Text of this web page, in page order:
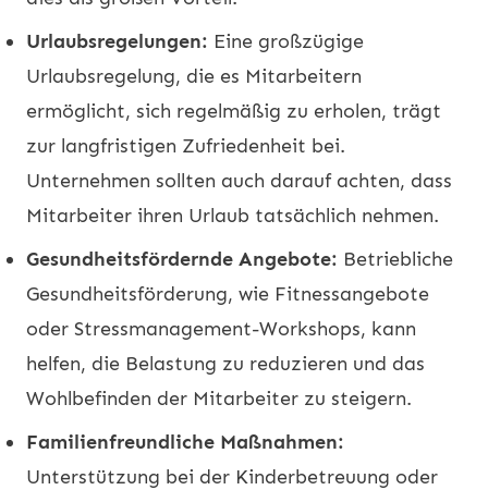
Urlaubsregelungen: Eine großzügige
Urlaubsregelung, die es Mitarbeitern
ermöglicht, sich regelmäßig zu erholen, trägt
zur langfristigen Zufriedenheit bei.
Unternehmen sollten auch darauf achten, dass
Mitarbeiter ihren Urlaub tatsächlich nehmen.
Gesundheitsfördernde Angebote: Betriebliche
Gesundheitsförderung, wie Fitnessangebote
oder Stressmanagement-Workshops, kann
helfen, die Belastung zu reduzieren und das
Wohlbefinden der Mitarbeiter zu steigern.
Familienfreundliche Maßnahmen:
Unterstützung bei der Kinderbetreuung oder